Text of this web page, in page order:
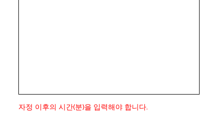
자정 이후의 시간(분)을 입력해야 합니다.